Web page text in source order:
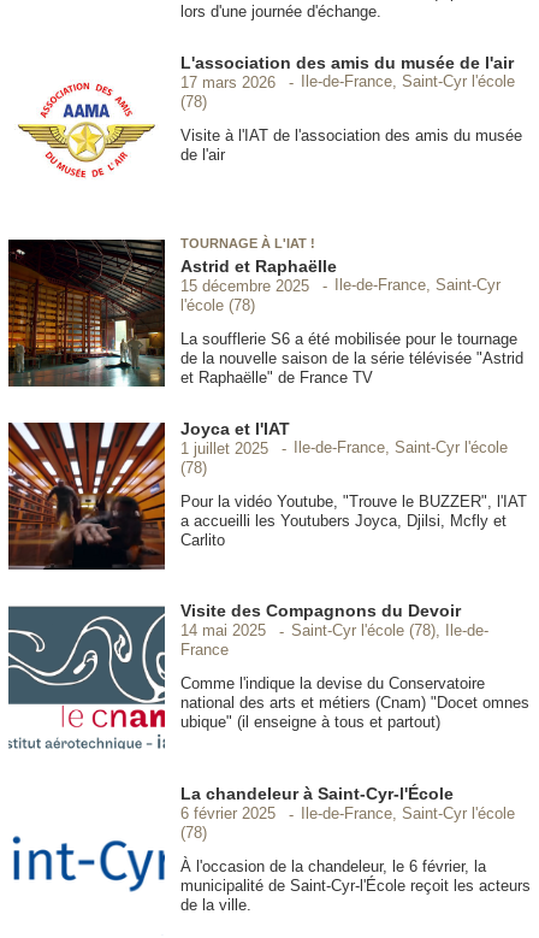
lors d'une journée d'échange.
L'association des amis du musée de l'air
17 mars 2026
Ile-de-France, Saint-Cyr l'école
(78)
Visite à l'IAT de l'association des amis du musée
de l'air
TOURNAGE À L'IAT !
Astrid et Raphaëlle
15 décembre 2025
Ile-de-France, Saint-Cyr
l'école (78)
La soufflerie S6 a été mobilisée pour le tournage
de la nouvelle saison de la série télévisée "Astrid
et Raphaëlle" de France TV
Joyca et l'IAT
1 juillet 2025
Ile-de-France, Saint-Cyr l'école
(78)
Pour la vidéo Youtube, "Trouve le BUZZER", l'IAT
a accueilli les Youtubers Joyca, Djilsi, Mcfly et
Carlito
Visite des Compagnons du Devoir
14 mai 2025
Saint-Cyr l'école (78), Ile-de-
France
Comme l'indique la devise du Conservatoire
national des arts et métiers (Cnam) "Docet omnes
ubique" (il enseigne à tous et partout)
La chandeleur à Saint-Cyr-l'École
6 février 2025
Ile-de-France, Saint-Cyr l'école
(78)
À l'occasion de la chandeleur, le 6 février, la
municipalité de Saint-Cyr-l'École reçoit les acteurs
de la ville.